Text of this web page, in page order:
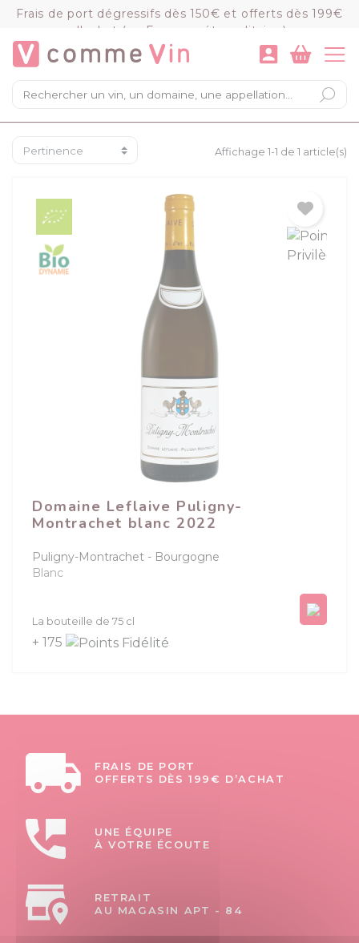
Frais de port dégressifs dès 150€ et offerts dès 199€
d'achat (en France métropolitaine)
×
Mon panier
Chargement du panier...
VOIR LE PANIER COMMANDER
Affichage 1-1 de 1 article(s)
Domaine Leflaive Puligny-
Montrachet blanc 2022
Puligny-Montrachet
Bourgogne
Blanc
Prix
La bouteille de 75 cl
+ 175
FRAIS DE PORT
OFFERTS DÈS 199€ D’ACHAT
UNE ÉQUIPE
À VOTRE ÉCOUTE
RETRAIT
AU MAGASIN APT - 84
Panneau de gestion des cookies